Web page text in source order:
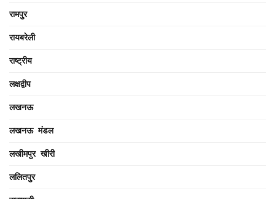
रामपुर
रायबरेली
राष्ट्रीय
लक्षद्वीप
लखनऊ
लखनऊ मंडल
लखीमपुर खीरी
ललितपुर